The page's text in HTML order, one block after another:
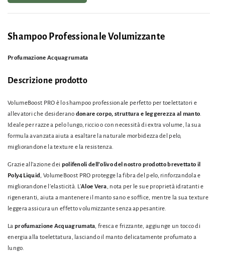
Shampoo Professionale Volumizzante
Profumazione Acquagrumata
Descrizione prodotto
VolumeBoost PRO è lo shampoo professionale perfetto per toelettatori e
allevatori che desiderano donare corpo, struttura e leggerezza al manto.
Ideale per razze a pelo lungo, riccio o con necessità di extra volume, la sua
formula avanzata aiuta a esaltare la naturale morbidezza del pelo,
migliorandone la texture e la resistenza.
Grazie all’azione dei polifenoli dell’olivo del nostro prodotto brevettato il
Poly4Liquid, VolumeBoost PRO protegge la fibra del pelo, rinforzandola e
migliorandone l’elasticità. L’Aloe Vera, nota per le sue proprietà idratanti e
rigeneranti, aiuta a mantenere il manto sano e soffice, mentre la sua texture
leggera assicura un effetto volumizzante senza appesantire.
La profumazione Acquagrumata, fresca e frizzante, aggiunge un tocco di
energia alla toelettatura, lasciando il manto delicatamente profumato a
lungo.